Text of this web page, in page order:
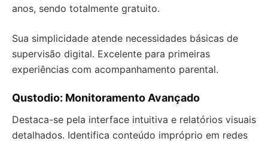
anos, sendo totalmente gratuito.
Sua simplicidade atende necessidades básicas de
supervisão digital. Excelente para primeiras
experiências com acompanhamento parental.
Qustodio: Monitoramento Avançado
Destaca-se pela interface intuitiva e relatórios visuais
detalhados. Identifica conteúdo impróprio em redes